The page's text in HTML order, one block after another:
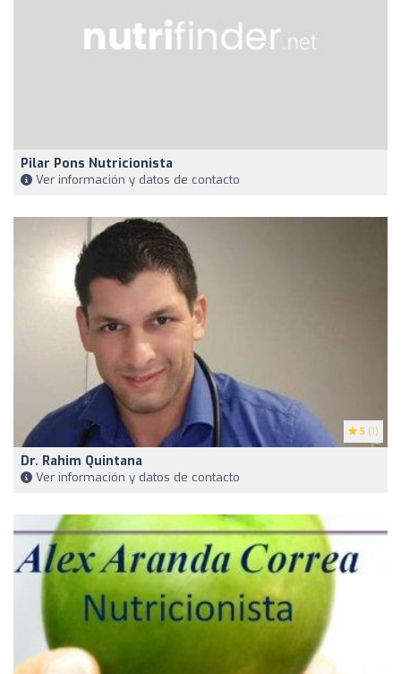
Pilar Pons Nutricionista
Ver información y datos de contacto
5 (1)
Dr. Rahim Quintana
Ver información y datos de contacto